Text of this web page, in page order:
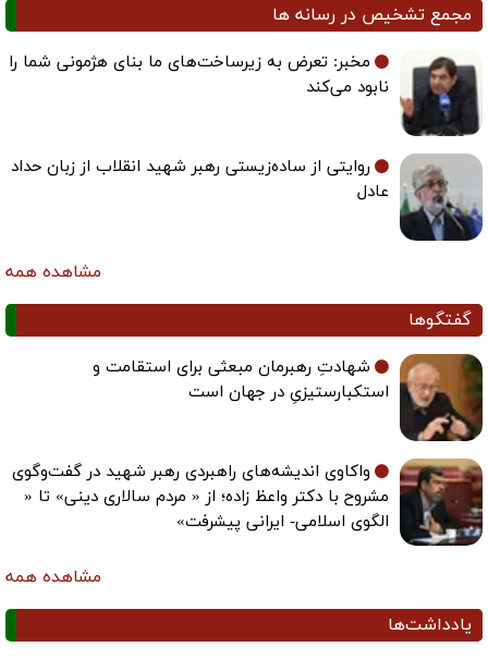
تشخیص در رسانه ها
مخبر: تعرض به زیرساخت‌های ما بنای هژمونی شما را
نابود می‌کند
روایتی از ساده‌زیستی رهبر شهید انقلاب از زبان حداد
عادل
مشاهده همه
شهادتِ رهبرمان مبعثی برای استقامت و
استکبارستیزیِ در جهان است
واکاوی اندیشه‌های راهبردی رهبر شهید در گفت‌وگوی
مشروح با دکتر واعظ زاده؛ از « مردم سالاری دینی» تا «
الگوی اسلامی- ایرانی پیشرفت»
مشاهده همه